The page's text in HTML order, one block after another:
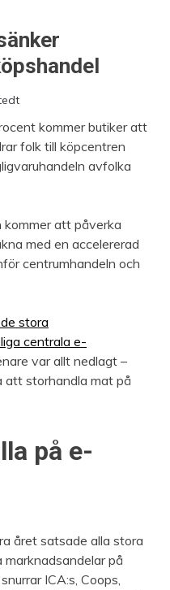
kommer butiker att
folk till köpcentren
avfolka
kommer att påverka
med en accelererad
centrumhandeln och
stora
centrala e-
var allt nedlagt –
att storhandla mat på
på e-
året satsade alla stora
på
ICA:s, Coops,